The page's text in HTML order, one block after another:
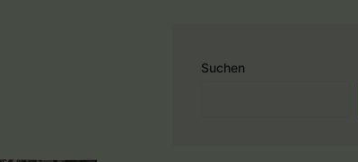
Suchen